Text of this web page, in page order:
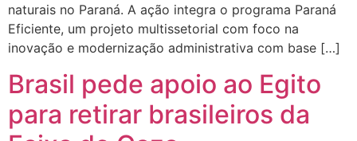
naturais no Paraná. A ação integra o programa Paraná
Eficiente, um projeto multissetorial com foco na
inovação e modernização administrativa com base […]
Brasil pede apoio ao Egito
para retirar brasileiros da